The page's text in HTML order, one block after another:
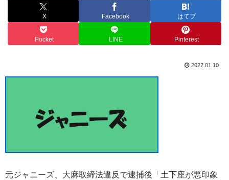
X Facebook はてブ
Pocket LINE Pinterest
2022.01.10
元ジャニーズ、大麻取締法違反で逮捕後「土下座が悪印象